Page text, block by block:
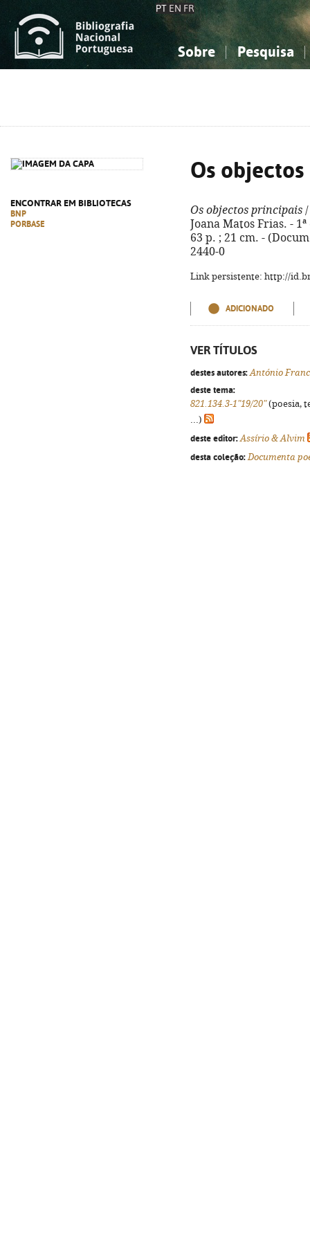
PT EN FR
Sobre Pesquisa
ENCONTRAR EM BIBLIOTECAS
BNP
PORBASE
Os
Os objectos principais
Joana Matos Frias. -
63 p. ; 21 cm. -
2440-0
Link persistente: http://
ADICIONADO
VER TÍTULOS
destes autores: António
deste tema:
821.134.3-1"19/20"(poesia,
...)
deste editor: Assírio & Alvim
desta coleção: Documenta